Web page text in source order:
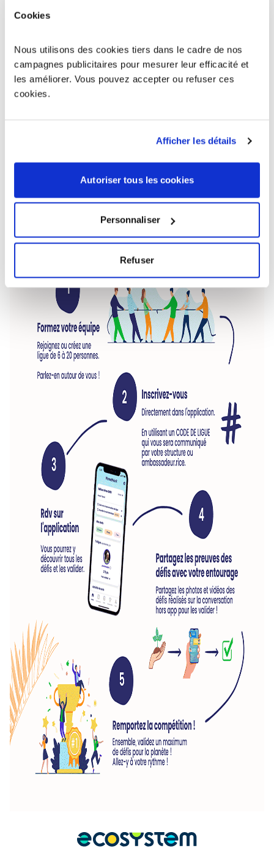
Cookies
Nous utilisons des cookies tiers dans le cadre de nos
campagnes publicitaires pour mesurer leur efficacité et
les améliorer. Vous pouvez accepter ou refuser ces
cookies.
Afficher les détails
Autoriser tous les cookies
Personnaliser
Refuser
obtenir un Bonus Réparation :
envoyant gratuitement surwww.jedonnemontelephone.fr
? Faire collecter gratuitement à domicile votre gros
électroménager en prenant rdv sur
www.jedonnemonelectromenager.fr